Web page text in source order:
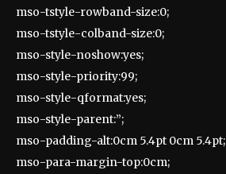
mso-tstyle-rowband-size:0;
mso-tstyle-colband-size:0;
mso-style-noshow:yes;
mso-style-priority:99;
mso-style-qformat:yes;
mso-style-parent:”;
mso-padding-alt:0cm 5.4pt 0cm 5.4pt;
mso-para-margin-top:0cm;